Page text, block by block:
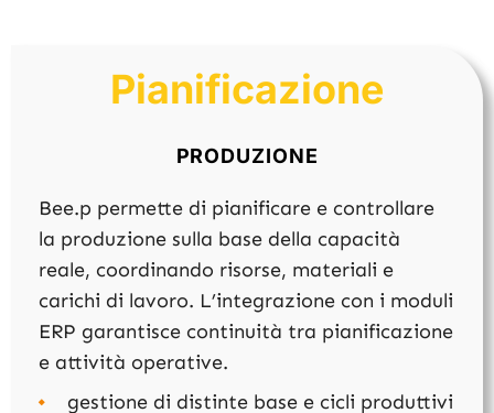
Pianificazione
PRODUZIONE
Bee.p permette di pianificare e controllare
la produzione sulla base della capacità
reale, coordinando risorse, materiali e
carichi di lavoro. L’integrazione con i moduli
ERP garantisce continuità tra pianificazione
e attività operative.
gestione di distinte base e cicli produttivi